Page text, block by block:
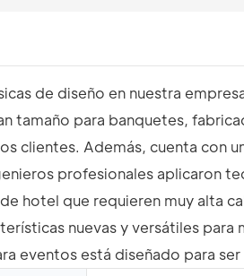
de diseño en nuestra
tamaño para banquetes,
clientes. Además, cuenta
profesionales aplicaron
hotel que requieren muy alta
nuevas y versátiles
eventos está diseñado para